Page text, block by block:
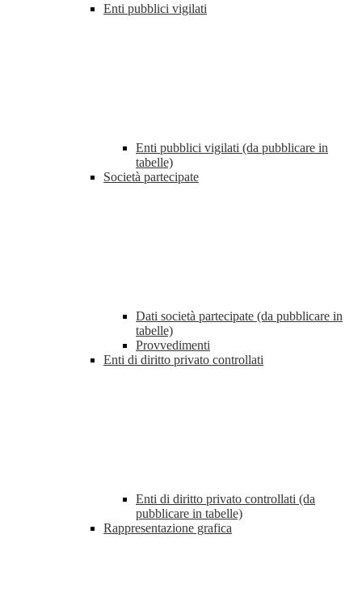
Enti pubblici vigilati
Enti pubblici vigilati (da pubblicare in
tabelle)
Società partecipate
Dati società partecipate (da pubblicare in
tabelle)
Provvedimenti
Enti di diritto privato controllati
Enti di diritto privato controllati (da
pubblicare in tabelle)
Rappresentazione grafica